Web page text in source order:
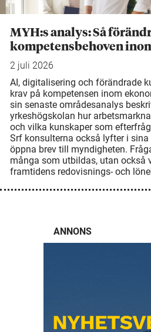
MYH:s analys: Så
kompetensbehoven
2 juli 2026
AI, digitalisering och förändrade
krav på kompetensen inom
sin senaste områdesanalys
yrkeshögskolan hur
och vilka kunskaper som
Srf konsulterna också lyfter i
öppna brev till myndigheten.
många som utbildas, utan också
framtidens redovisnings- och
ANNONS